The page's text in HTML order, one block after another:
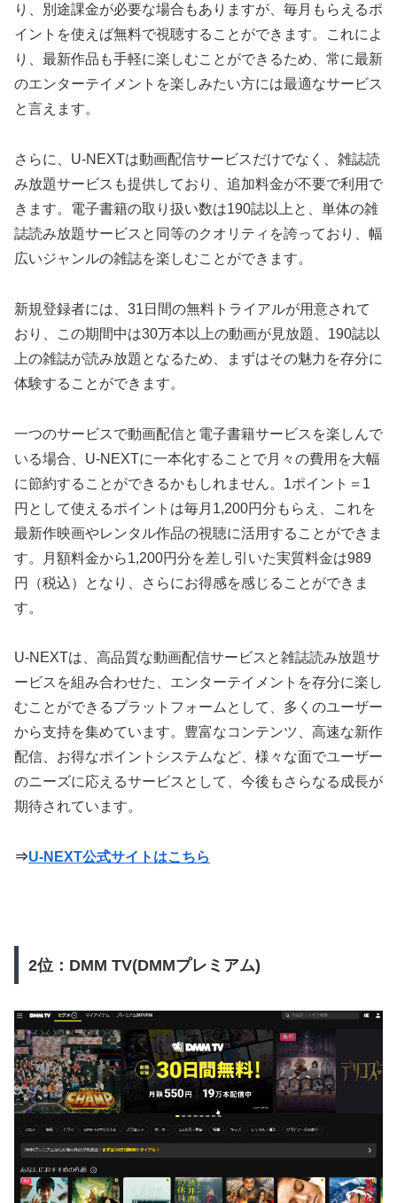
り、別途課金が必要な場合もありますが、毎月もらえるポ
イントを使えば無料で視聴することができます。これによ
り、最新作品も手軽に楽しむことができるため、常に最新
のエンターテイメントを楽しみたい方には最適なサービス
と言えます。
さらに、U-NEXTは動画配信サービスだけでなく、雑誌読
み放題サービスも提供しており、追加料金が不要で利用で
きます。電子書籍の取り扱い数は190誌以上と、単体の雑
誌読み放題サービスと同等のクオリティを誇っており、幅
広いジャンルの雑誌を楽しむことができます。
新規登録者には、31日間の無料トライアルが用意されて
おり、この期間中は30万本以上の動画が見放題、190誌以
上の雑誌が読み放題となるため、まずはその魅力を存分に
体験することができます。
一つのサービスで動画配信と電子書籍サービスを楽しんで
いる場合、U-NEXTに一本化することで月々の費用を大幅
に節約することができるかもしれません。1ポイント＝1
円として使えるポイントは毎月1,200円分もらえ、これを
最新作映画やレンタル作品の視聴に活用することができま
す。月額料金から1,200円分を差し引いた実質料金は989
円（税込）となり、さらにお得感を感じることができま
す。
U-NEXTは、高品質な動画配信サービスと雑誌読み放題サ
ービスを組み合わせた、エンターテイメントを存分に楽し
むことができるプラットフォームとして、多くのユーザー
から支持を集めています。豊富なコンテンツ、高速な新作
配信、お得なポイントシステムなど、様々な面でユーザー
のニーズに応えるサービスとして、今後もさらなる成長が
期待されています。
⇒U-NEXT公式サイトはこちら
2位：DMM TV(DMMプレミアム)